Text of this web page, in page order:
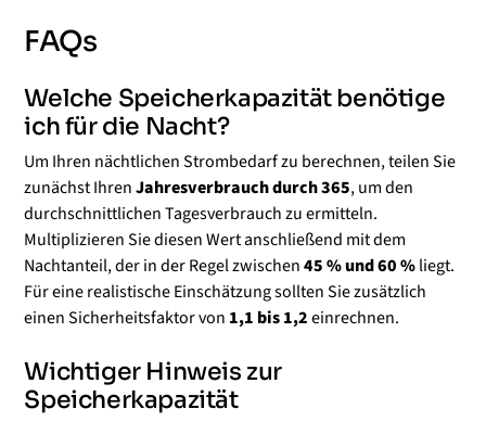
FAQs
Welche Speicherkapazität benötige
ich für die Nacht?
Um Ihren nächtlichen Strombedarf zu berechnen, teilen Sie
zunächst IhrenJahresverbrauch durch 365, um den
durchschnittlichen Tagesverbrauch zu ermitteln.
Multiplizieren Sie diesen Wert anschließend mit dem
Nachtanteil, der in der Regel zwischen45 % und 60 %liegt.
Für eine realistische Einschätzung sollten Sie zusätzlich
einen Sicherheitsfaktor von 1,1 bis 1,2einrechnen.
Wichtiger Hinweis zur
Speicherkapazität